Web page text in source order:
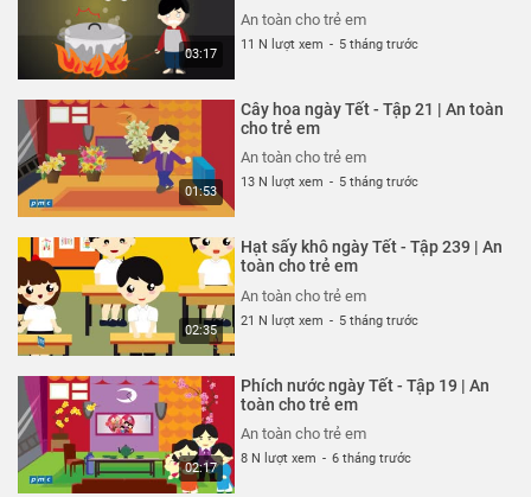
03:04
26 N lượt xem
03:57
An toàn cho trẻ em
26 N lượt xem
02:40
An toàn cho trẻ em
26 N lượt xem
02:57
An toàn cho trẻ em
26 N lượt xem
03:17
An toàn cho trẻ em
11 N lượt xem - 5 tháng trước
01:53
Cây hoa ngày Tết - Tập 21 | An toàn
cho trẻ em
An toàn cho trẻ em
13 N lượt xem - 5 tháng trước
02:35
Hạt sấy khô ngày Tết - Tập 239 | An
toàn cho trẻ em
An toàn cho trẻ em
21 N lượt xem - 5 tháng trước
02:17
Phích nước ngày Tết - Tập 19 | An
toàn cho trẻ em
An toàn cho trẻ em
8 N lượt xem - 6 tháng trước